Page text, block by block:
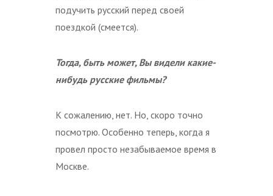
подучить русский перед своей
поездкой (смеется).
Тогда, быть может, Вы видели какие-
нибудь русские фильмы?
К сожалению, нет. Но, скоро точно
посмотрю. Особенно теперь, когда я
провел просто незабываемое время в
Москве.